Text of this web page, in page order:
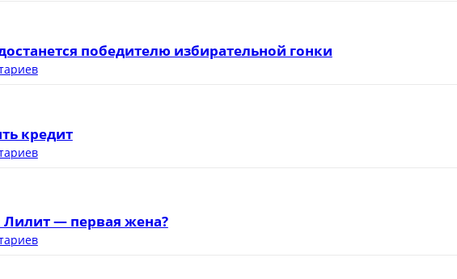
победителю избирательной гонки
кредит
— первая жена?